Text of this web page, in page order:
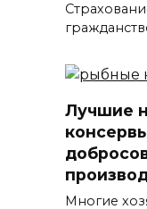
Лучшие
Многие